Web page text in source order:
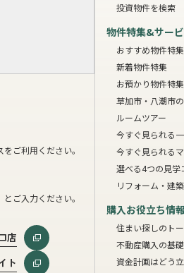
ご利用ください。
ご入力ください。
店
ト
投資物件を検索
物件特集&サー
おすすめ物件特集
新着物件特集
お預かり物件特集
草加市・八潮市
ルームツアー
今すぐ見られる
今すぐ見られる
選べる4つの見学
リフォーム・建
購入お役立ち情報
住まい探しのト
不動産購入の基
資金計画はどう